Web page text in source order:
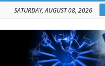
SATURDAY, AUGUST 08, 2026